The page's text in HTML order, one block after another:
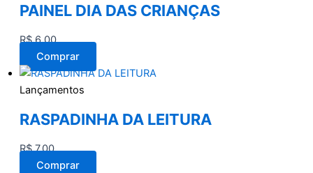
PAINEL DIA DAS CRIANÇAS
R$6,00
Comprar
Lançamentos
RASPADINHA DA LEITURA
R$7,00
Comprar